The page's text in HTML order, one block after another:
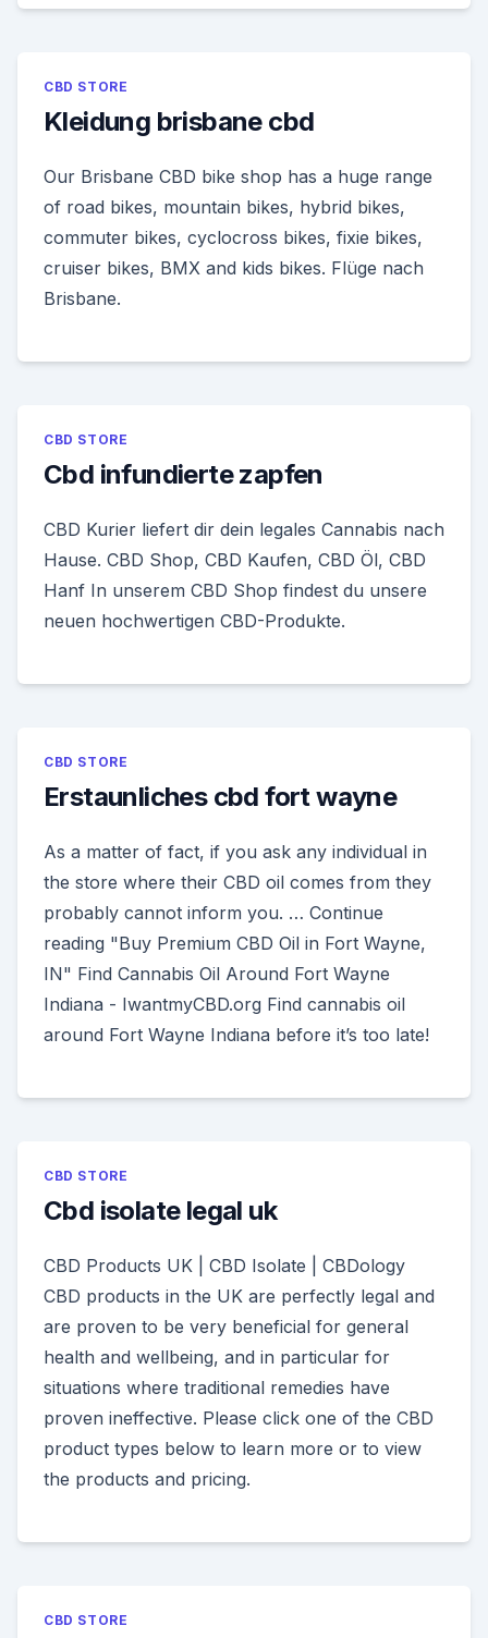
CBD STORE
Kleidung brisbane cbd
Our Brisbane CBD bike shop has a huge range
of road bikes, mountain bikes, hybrid bikes,
commuter bikes, cyclocross bikes, fixie bikes,
cruiser bikes, BMX and kids bikes. Flüge nach
Brisbane.
CBD STORE
Cbd infundierte zapfen
CBD Kurier liefert dir dein legales Cannabis nach
Hause. CBD Shop, CBD Kaufen, CBD Öl, CBD
Hanf In unserem CBD Shop findest du unsere
neuen hochwertigen CBD-Produkte.
CBD STORE
Erstaunliches cbd fort wayne
As a matter of fact, if you ask any individual in
the store where their CBD oil comes from they
probably cannot inform you. … Continue
reading "Buy Premium CBD Oil in Fort Wayne,
IN" Find Cannabis Oil Around Fort Wayne
Indiana - IwantmyCBD.org Find cannabis oil
around Fort Wayne Indiana before it’s too late!
CBD STORE
Cbd isolate legal uk
CBD Products UK | CBD Isolate | CBDology
CBD products in the UK are perfectly legal and
are proven to be very beneficial for general
health and wellbeing, and in particular for
situations where traditional remedies have
proven ineffective. Please click one of the CBD
product types below to learn more or to view
the products and pricing.
CBD STORE